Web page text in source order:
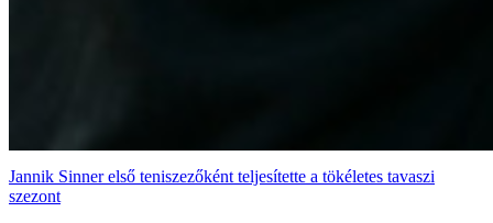
Jannik Sinner első teniszezőként teljesítette a tökéletes tavaszi
szezont